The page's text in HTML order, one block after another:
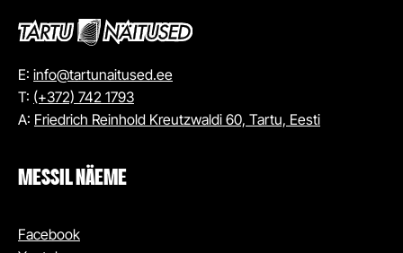
E: info@tartunaitused.ee
T: (+372) 742 1793
A: Friedrich Reinhold Kreutzwaldi 60, Tartu, Eesti
MESSIL NÄEME
Facebook